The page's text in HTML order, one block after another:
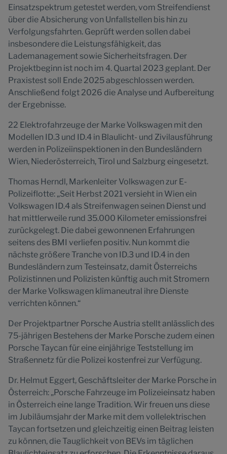
Einsatzspektrum getestet werden, vom Streifendienst
über die Absicherung von Unfallstellen bis hin zu
Verfolgungsfahrten. Geprüft werden sollen dabei
insbesondere die Leistungsfähigkeit, das
Lademanagement sowie Sicherheitsfragen. Der
Projektbeginn ist noch im 4. Quartal 2023 geplant. Der
Praxistest soll Ende 2025 abgeschlossen werden.
Anschließend folgt 2026 die Analyse und Aufbereitung
der Ergebnisse.
22 Elektrofahrzeuge der Marke Volkswagen mit den
Modellen ID.3 und ID.4 in Blaulicht- und Zivilausführung
werden in Polizeiinspektionen in den Bundesländern
Wien, Niederösterreich, Tirol und Salzburg eingesetzt.
Thomas Herndl, Markenleiter Volkswagen zur E-
Polizeiflotte: „Seit Herbst 2021 versieht in Wien ein
Volkswagen ID.4 als Streifenwagen seinen Dienst und
hat mittlerweile rund 35.000 Kilometer emissionsfrei
zurückgelegt. Die dabei gewonnenen Erfahrungen
seitens des BMI verliefen positiv. Nun kommt die
nächste größere Tranche von ID.3 und ID.4 in den
Bundesländern zum Testeinsatz, damit Österreichs
Polizistinnen und Polizisten künftig auch mit Stromern
der Marke Volkswagen klimaneutral ihre Dienste
verrichten können.“
Der Projektpartner Porsche Austria stellt anlässlich des
75-jährigen Bestehens der Marke Porsche zudem einen
Porsche Taycan für eine einjährige Teststellung im
Straßennetz für die Polizei kostenfrei zur Verfügung.
Dr. Helmut Eggert, Geschäftsleiter der Marke Porsche in
Österreich: „Porsche Fahrzeuge im Polizeieinsatz haben
in Österreich eine lange Tradition. Wir freuen uns diese
im Jubiläumsjahr der Marke mit dem vollelektrischen
Taycan fortsetzen und gleichzeitig einen Beitrag leisten
zu können, die Tauglichkeit von BEVs im täglichen